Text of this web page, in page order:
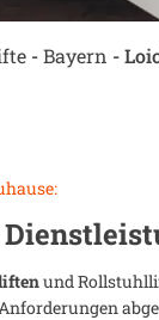
-Bayern -
und